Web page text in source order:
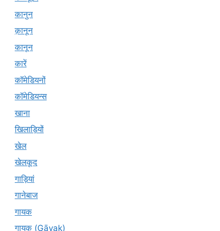
कानुन
क़ानून
कानून
कारें
कॉमेडियनों
कॉमेडियन्स
खाना
खिलाड़ियों
खेल
खेलकूद
गाड़ियां
गानेबाज
गायक
गायक (Gāyak)